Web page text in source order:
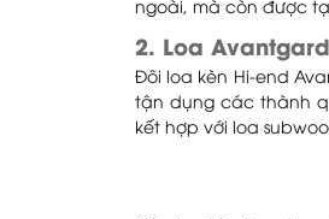
ngoài, mà còn được
2. Loa
Đôi loa kèn Hi-end
tận dụng các thành
kết hợp với loa